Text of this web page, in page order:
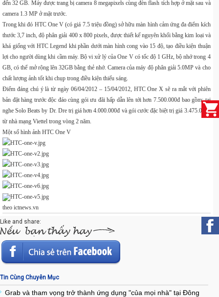
đến 32 GB. Máy được trang bị camera 8 megapixels cùng đèn flash tích hợp ở mặt sau và
camera 1.3 MP ở mặt trước.
Trong khi đó HTC One V (có giá 7.5 triệu đồng) sở hữu màn hình cảm ứng đa điểm kích
thước 3,7 inch, độ phân giải 400 x 800 pixels, được thiết kế nguyên khối bằng kim loại và
khá giống với HTC Legend khi phần dưới màn hình cong vào 15 độ, tạo điều kiện thuận
lợi cho người dùng khi cầm máy. Bộ vi xử lý của One V có tốc độ 1 GHz, bộ nhớ trong 4
GB, có thể mở rộng lên 32GB bằng thẻ nhớ. Camera của máy độ phân giải 5.0MP và cho
chất lượng ảnh tốt khi chụp trong điều kiện thiếu sáng.
Điểm đáng chú ý là từ ngày 06/04/2012 – 15/04/2012, HTC One X sẽ ra mắt với phiên
bản đặt hàng trước độc đáo cùng gói ưu đãi hấp dẫn lên tới hơn 7.500.000đ bao gồm: tai
nghe Solo Beats by Dr. Dre trị giá hơn 4.000.000đ và gói cước đặc biệt trị giá 3.475.000đ
từ nhà mạng Viettel trong vòng 2 năm.
Một số hình ảnh HTC One V
theo ictnews.vn
Like and share:
Tin Cùng Chuyên Mục
Grab và tham vọng trở thành ứng dụng "của mọi nhà" tại Đông